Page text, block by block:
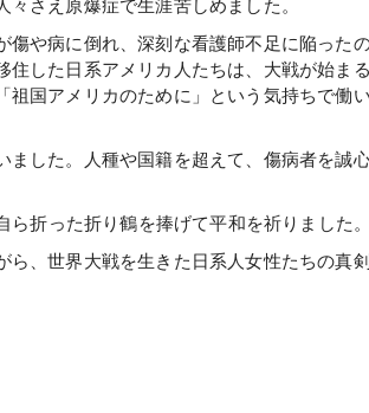
や病に倒れ、深刻な看護師不足に陥った
した日系アメリカ人たちは、大戦が始ま
国アメリカのために」という気持ちで働い
した。人種や国籍を超えて、傷病者を誠
折った折り鶴を捧げて平和を祈りました。
、世界大戦を生きた日系人女性たちの真